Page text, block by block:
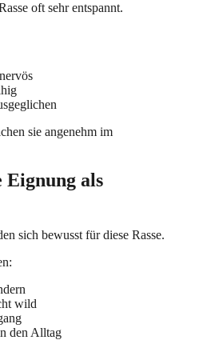
oft sehr entspannt.
sie angenehm im
als
sich bewusst für diese Rasse.
wild
den Alltag